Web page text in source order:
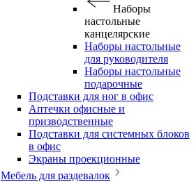
Наборы
настольные
канцелярские
Наборы настольные
для руководителя
Наборы настольные
подарочные
Подставки для ног в офис
Аптечки офисные и
призводственные
Подставки для системных блоков
в офис
Экраны проекционные
Мебель для раздевалок